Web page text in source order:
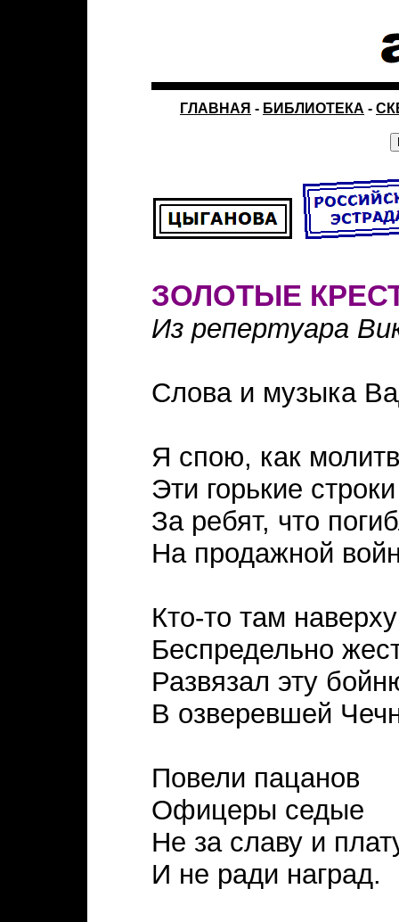
ГЛАВНАЯ - БИБЛИОТЕКА -
ЗОЛОТЫЕ
Из репертуара
Слова и музыка
Я спою, как
Эти горькие строки
За ребят, что
На продажной
Кто-то там наверху
Беспредельно
Развязал эту
В озверевшей
Повели пацанов
Офицеры седые
Не за славу и
И не ради наград.